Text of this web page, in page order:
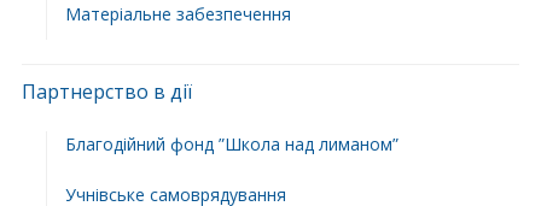
Матеріальне забезпечення
Партнерство в дії
Благодійний фонд ”Школа над лиманом”
Учнівське самоврядування